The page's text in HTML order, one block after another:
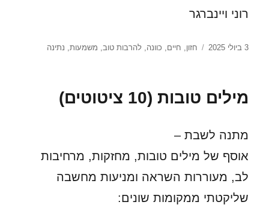
רוני ויינברגר
פורסם
3 ביולי 2025 תגיות
חזון, חיים, כוונה,להרבות טוב, משמעות, נתינה
מילים טובות (10 ציטוטים)
מתנה לשבת –
אוסף של מילים טובות, מחזקות, מרחיבות
לב, מעוררות השראה ומניעות מחשבה
שליקטתי ממקומות שונים: